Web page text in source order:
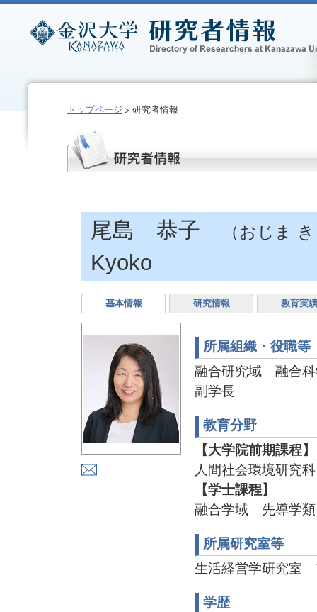
トップページ 研究者情報
尾島 恭子 （おじま
Kyoko
基本情報 研究情報 教育実績
所属組織・役職等
融合研究域 融合科
副学長
教育分野
【大学院前期課程】
人間社会環境研究
【学士課程】
融合学域 先導学類
所属研究室等
生活経営学研究室
学歴